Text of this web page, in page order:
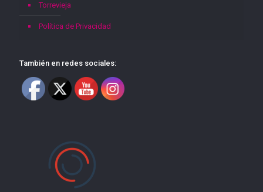
Torrevieja
Política de Privacidad
También en redes sociales: